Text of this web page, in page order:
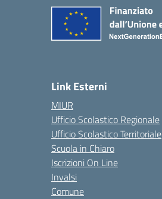
Link Esterni
MIUR
Ufficio Scolastico Regionale
Ufficio Scolastico Territoriale
Scuola in Chiaro
Iscrizioni On Line
Invalsi
Comune